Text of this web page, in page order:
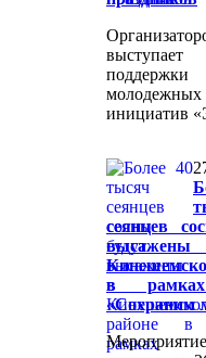
поддержки
молодежных
инициатив
сеянцев
в
«Сохраним
Мероприятие